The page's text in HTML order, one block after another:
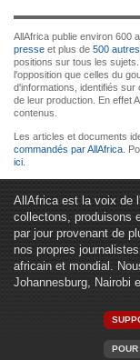
AllAfrica publie environ 600
presse et plus de 500
positions sur tous les
l'opposition que celles du
d'informations, identifiés sur
de leur production. En effet
contenus.
Les articles et documents
commandés par AllAfrica .
ici
AllAfrica est la voix de
collectons, produisons
par jour provenant de
nos propres
africain et mondial.
Johannesburg, Nairobi